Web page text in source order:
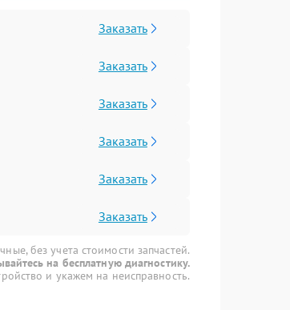
Заказать
Заказать
Заказать
Заказать
Заказать
Заказать
без учета стоимости запчастей.
на бесплатную диагностику.
и укажем на неисправность.